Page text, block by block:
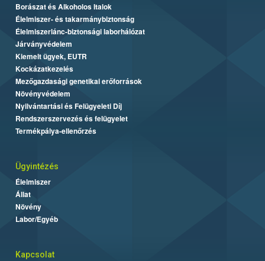
Borászat és Alkoholos Italok
Élelmiszer- és takarmánybiztonság
Élelmiszerlánc-biztonsági laborhálózat
Járványvédelem
Kiemelt ügyek, EUTR
Kockázatkezelés
Mezőgazdasági genetikai erőforrások
Növényvédelem
Nyilvántartási és Felügyeleti Díj
Rendszerszervezés és felügyelet
Termékpálya-ellenőrzés
Ügyintézés
Élelmiszer
Állat
Növény
Labor/Egyéb
Kapcsolat